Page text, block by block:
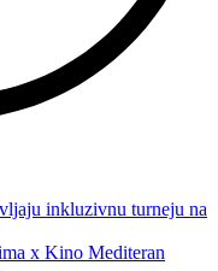
inkluzivnu turneju na
x Kino Mediteran